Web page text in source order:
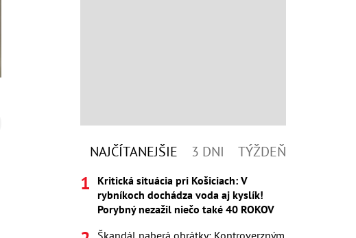
NAJČÍTANEJŠIE 3 DNI TÝŽDEŇ
Kritická situácia pri Košiciach: V
rybníkoch dochádza voda aj kyslík!
Porybný nezažil niečo také 40 ROKOV